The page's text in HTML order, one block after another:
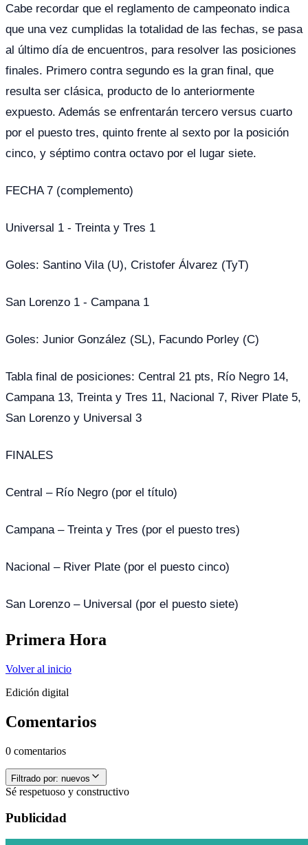
Cabe recordar que el reglamento de campeonato indica
que una vez cumplidas la totalidad de las fechas, se pasa
al último día de encuentros, para resolver las posiciones
finales. Primero contra segundo es la gran final, que
resulta ser clásica, producto de lo anteriormente
expuesto. Además se enfrentarán tercero versus cuarto
por el puesto tres, quinto frente al sexto por la posición
cinco, y séptimo contra octavo por el lugar siete.
FECHA 7 (complemento)
Universal 1 - Treinta y Tres 1
Goles: Santino Vila (U), Cristofer Álvarez (TyT)
San Lorenzo 1 - Campana 1
Goles: Junior González (SL), Facundo Porley (C)
Tabla final de posiciones: Central 21 pts, Río Negro 14,
Campana 13, Treinta y Tres 11, Nacional 7, River Plate 5,
San Lorenzo y Universal 3
FINALES
Central – Río Negro (por el título)
Campana – Treinta y Tres (por el puesto tres)
Nacional – River Plate (por el puesto cinco)
San Lorenzo – Universal (por el puesto siete)
Primera Hora
Volver al inicio
Edición digital
Comentarios
0 comentarios
Filtrado por: nuevos
Sé respetuoso y constructivo
Publicidad